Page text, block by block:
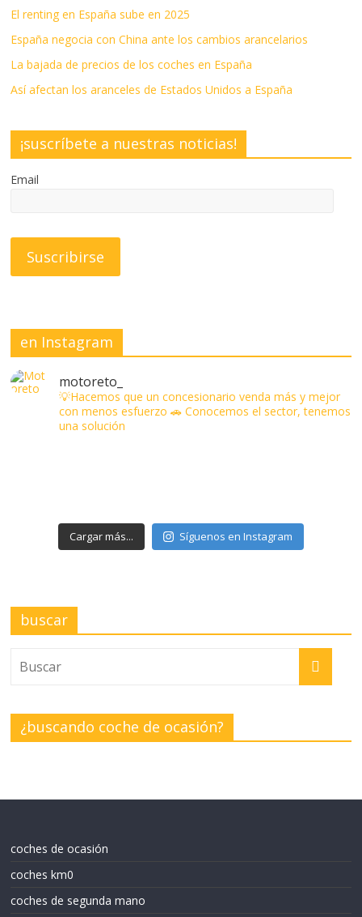
El renting en España sube en 2025
España negocia con China ante los cambios arancelarios
La bajada de precios de los coches en España
Así afectan los aranceles de Estados Unidos a España
¡suscríbete a nuestras noticias!
Email
en Instagram
motoreto_
💡Hacemos que un concesionario venda más y mejor
con menos esfuerzo 🚗 Conocemos el sector, tenemos
una solución
Cargar más... Síguenos en Instagram
buscar
¿buscando coche de ocasión?
coches de ocasión
coches km0
coches de segunda mano